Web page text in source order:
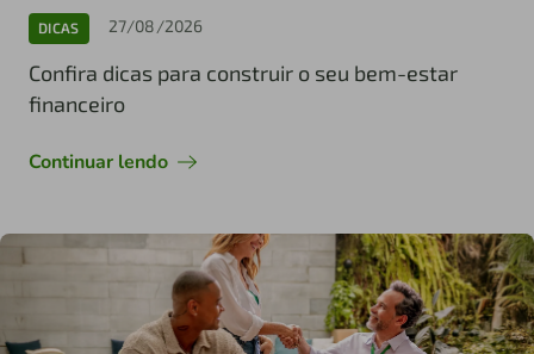
DICAS 27/08/2026
Confira dicas para construir o seu bem-estar
financeiro
Continuar lendo